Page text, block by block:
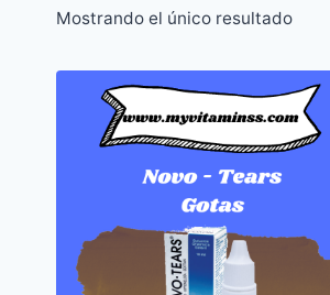
Mostrando el único resultado